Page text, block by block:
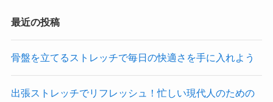
最近の投稿
骨盤を立てるストレッチで毎日の快適さを手に入れよう
出張ストレッチでリフレッシュ！忙しい現代人のための